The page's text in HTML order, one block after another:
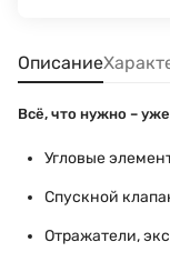
Описание
Всё, что нужно –
Угловые
Спускной
Отражатели,